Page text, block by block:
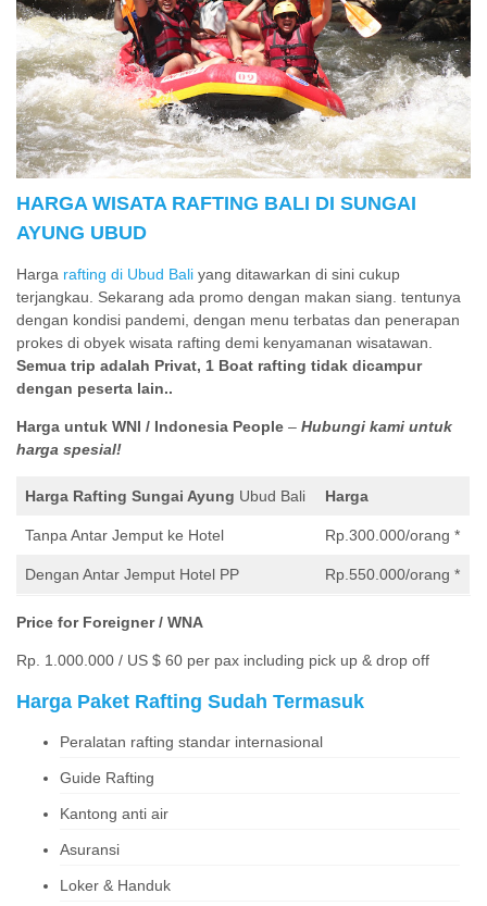
HARGA WISATA RAFTING BALI DI SUNGAI
AYUNG UBUD
Harga rafting di Ubud Bali yang ditawarkan di sini cukup
terjangkau. Sekarang ada promo dengan makan siang. tentunya
dengan kondisi pandemi, dengan menu terbatas dan penerapan
prokes di obyek wisata rafting demi kenyamanan wisatawan.
Semua trip adalah Privat, 1 Boat rafting tidak dicampur
dengan peserta lain..
Harga untuk WNI / Indonesia People – Hubungi kami untuk
harga spesial!
Harga Rafting Sungai Ayung Ubud Bali Harga
Tanpa Antar Jemput ke Hotel Rp.300.000/orang *
Dengan Antar Jemput Hotel PP Rp.550.000/orang *
Price for Foreigner / WNA
Rp. 1.000.000 / US $ 60 per pax including pick up & drop off
Harga Paket Rafting Sudah Termasuk
Peralatan rafting standar internasional
Guide Rafting
Kantong anti air
Asuransi
Loker & Handuk